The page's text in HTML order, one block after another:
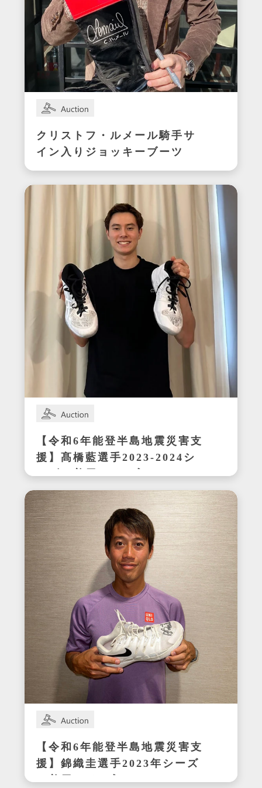
クリストフ・ルメール騎手サ
イン入りジョッキーブーツ
【令和6年能登半島地震災害支
援】髙橋藍選手2023-2024シ
ーズン着用サイン入りシュー
ズ
【令和6年能登半島地震災害支
援】錦織圭選手2023年シーズ
ン着用サイン入りテニスシュ